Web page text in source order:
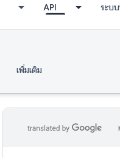
API ระบ
เพิ่มเติม